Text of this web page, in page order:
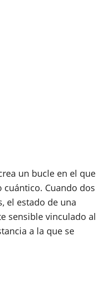
un bucle en el que
Cuando dos
el estado de una
sensible vinculado al
a la que se